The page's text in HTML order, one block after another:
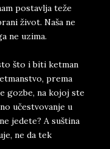
postavlja teže
život. Naša ne
ne uzima.
što i biti ketman
prema
gozbe, na kojoj ste
učestvovanje u
jedete? A suština
ne da tek